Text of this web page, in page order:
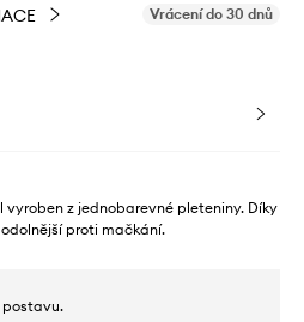
Vrácení do 30 dnů
vyroben z jednobarevné pleteniny. Díky
proti mačkání.
postavu.